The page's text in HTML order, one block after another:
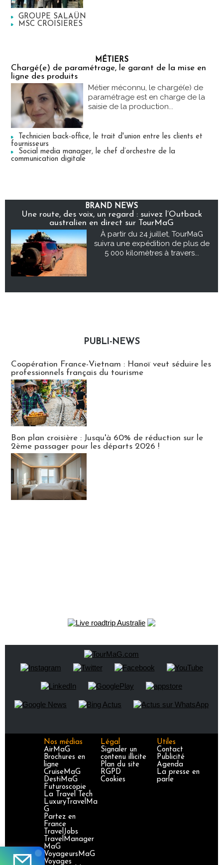
GROUPE SALAÜN
MSC CROISIERES
MÉTIERS
Chargé(e) de paramétrage, le garant de la mise en
ligne des produits
Métier méconnu, le chargé(e) de
paramétrage est en charge de la
saisie de la production...
Technicien back-office, le trait d'union entre les clients et
fournisseurs
Social media manager, le chef d’orchestre de la
communication digitale
BRAND NEWS
Une route, des voix, un regard : suivez l’Outback
australien en direct sur TourMaG
À partir du 24 juillet, TourMaG
suivra une expédition de plus de
5 000 kilomètres à travers...
PUBLI-NEWS
Coopération France-Vietnam : Hanoï veut séduire les
professionnels français du tourisme
Bon plan croisière : Jusqu'à 60% de réduction sur le
2ème passager pour les départs 2026 !
Nos médias
AirMaG
Brochures en
ligne
CruiseMaG
DestiMaG
Futuroscopie
La Travel Tech
LuxuryTravelMa
G
Partez en
France
TravelJobs
TravelManager
MaG
VoyageursMaG
Voyages
Légal
Signaler un
contenu illicite
Plan du site
RGPD
Cookies
Utiles
Contact
Publicité
Agenda
La presse en
parle